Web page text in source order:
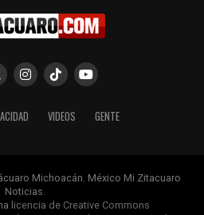
Michoacán presenta programa
futbol y dirigido por Enrique
VIDEOS GENTE
Michoacán. México Mi Zitacuaro
Noticias.
licencia de Creative Commons